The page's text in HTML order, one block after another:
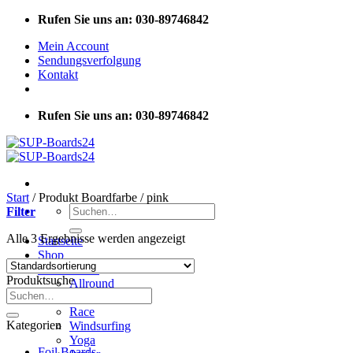
Zum
springen
Rufen Sie uns an: 030-89746842
Mein Account
Sendungsverfolgung
Kontakt
Rufen Sie uns an: 030-89746842
Suchen
nach:
Startseite
Shop
SUP Boards
Allround
Race
Windsurfing
Yoga
Start /Produkt Boardfarbe /pink
Filter
Alle 3 Ergebnisse werden angezeigt
Produktsuche
Suchen
nach:
Kategorien